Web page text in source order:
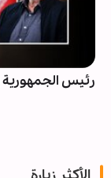
رئيس الجمهورية